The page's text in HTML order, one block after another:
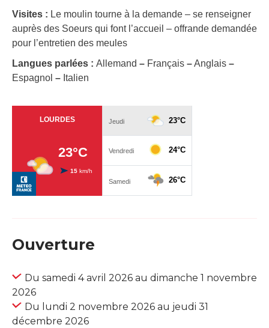
Visites : Le moulin tourne à la demande – se renseigner
auprès des Soeurs qui font l’accueil – offrande demandée
pour l’entretien des meules
Langues parlées : Allemand – Français –Anglais –
Espagnol – Italien
Ouverture
Du samedi 4 avril 2026 au dimanche 1 novembre
2026
Du lundi 2 novembre 2026 au jeudi 31
décembre 2026